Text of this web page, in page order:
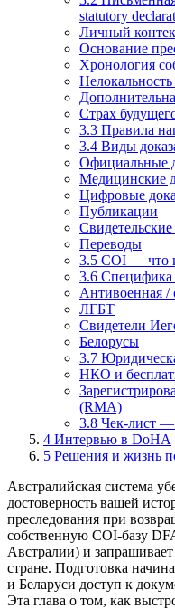
statutory
Личный
Основание
Хронология
Страх
3.3 Правила
3.4 Виды
Официальные
Медицинские
Цифровые
Публикации
Переводы
3.5 COI — что
3.6 Специфика
Антивоенная /
ЛГБТ
Свидетели
Белорусы
3.7
НКО и
(RMA)
3.8 Чек-лист —
4 Интервью в DoHA
5 Решения и жизнь
Австралийская система
достоверность вашей
преследования при
собственную COI-базу
Австралии) и
стране. Подготовка
и Беларуси доступ к
Эта глава о том, как